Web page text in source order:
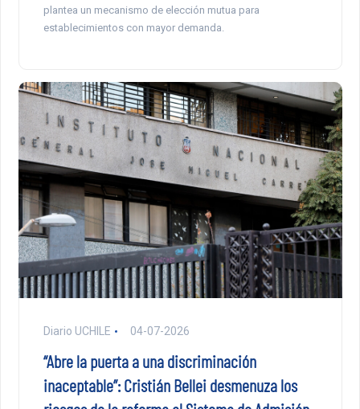
plantea un mecanismo de elección mutua para
establecimientos con mayor demanda.
Diario UCHILE 04-07-2026
“Abre la puerta a una discriminación
inaceptable”: Cristián Bellei desmenuza los